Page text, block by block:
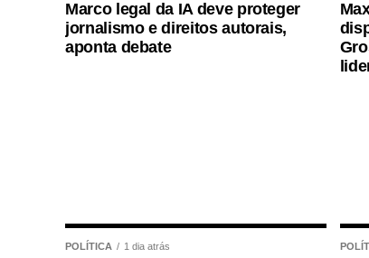
fundamentos para a discussão
digital.A finalista do Rio Grande do
compara as redes sociais à Ágora
da educação midiática e do
Marco legal da IA deve proteger
jornalismo e direitos autorais,
aponta debate
POLÍTICA 1 dia atrás